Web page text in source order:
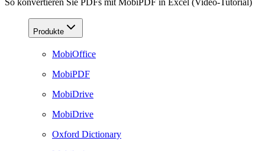
Produkte
MobiOffice
MobiPDF
MobiDrive
MobiDrive
Oxford Dictionary